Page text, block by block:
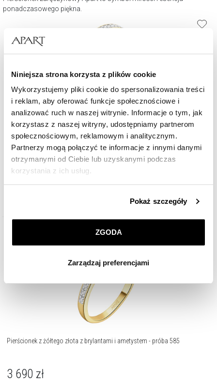
Niniejsza strona korzysta z plików cookie
Wykorzystujemy pliki cookie do spersonalizowania treści
i reklam, aby oferować funkcje społecznościowe i
analizować ruch w naszej witrynie. Informacje o tym, jak
korzystasz z naszej witryny, udostępniamy partnerom
społecznościowym, reklamowym i analitycznym.
Partnerzy mogą połączyć te informacje z innymi danymi
otrzymanymi od Ciebie lub uzyskanymi podczas
korzystania z ich usług.
przez nas plików cookie znajdziesz wPolityce
korzystamy. Możesz również wybrać jaki rodzaj plików
Zarządzaj preferencjami
. W każdej chwili możesz
dokonać zmiany wybranych przez Ciebie plików cookie.
Pokaż szczegóły
ZGODA
Zarządzaj preferencjami
ponadczasowego piękna.
Pierścionek z żółtego złota z diamentami - 0,20 ct - próba 585
6 490 zł
Pierścionek z żółtego złota z brylantami i ametystem - próba 585
3 690 zł